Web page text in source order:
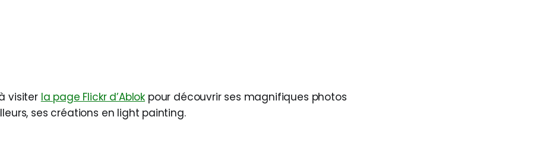
visiter la page Flickr d’Ablok pour découvrir ses magnifiques photos
ses créations en light painting.